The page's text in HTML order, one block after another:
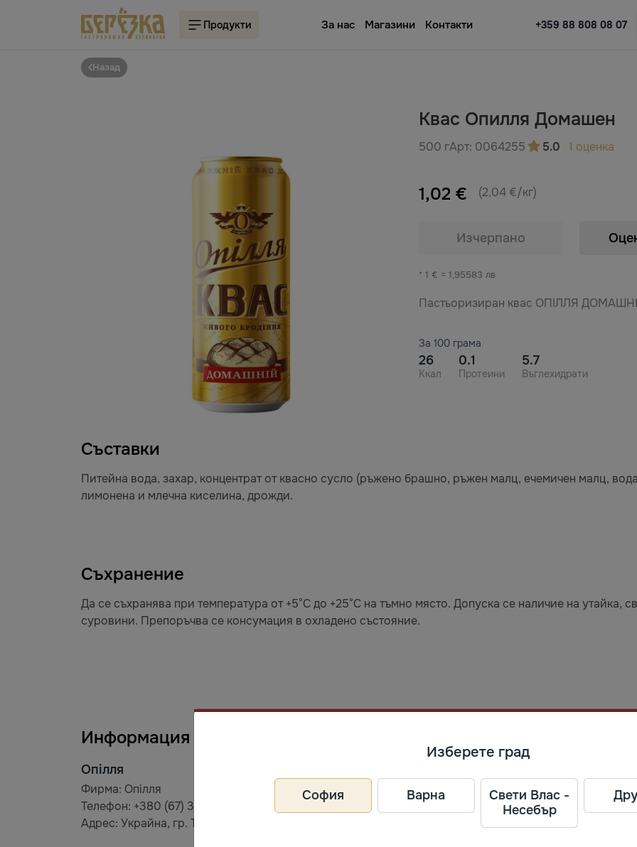
Продукти За нас Магазини Контакти +359 88 808 08 07
Назад
Квас Опилля Домашен
500 гАрт: 0064255 5.0 1 оценка
1,02 € (2,04 €/кг)
Изчерпано
* 1 € = 1,95583 лв
Пастьоризиран квас ОПІЛЛЯ
За 100 грама
26
Ккал
0.1
Протеини
5.7
Въглехидрати
Съставки
Питейна вода, захар, концентрат от квасно сусло (ръжено брашно, ръжен малц, ечемичен малц,
лимонена и млечна киселина, дрожди.
Съхранение
Да се съхранява при температура от +5°C до +25°C на тъмно място. Допуска се наличие на утайка,
суровини. Препоръчва се консумация в охладено състояние.
Информация за производител
Опілля
Фирма: Опілля
Телефон: +380 (67) 352 72 52
Адрес: Украйна, гр. Тернопол, ул. Билецка, 33.
Изберете град
София Варна
Свети Влас -
Несебър